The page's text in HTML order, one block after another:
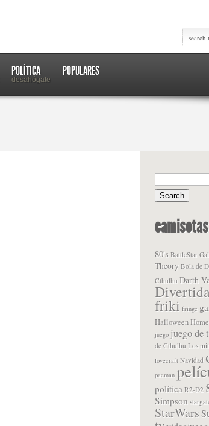
POLÍTICA
desahógate
POPULARES
80's BattleStar
Theory Bola de
Cthulhu Darth
friki fringe
Halloween
juego juego de
de Cthulhu Los
lovecraft Navidad
pacman
política R2-D2
Simpson
StarWars